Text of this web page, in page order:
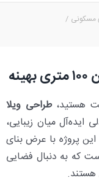
مسکونی
هستید،طراحی ویلا
تعادلی ایده‌آل میان زیبایی،
پروژه با عرض بنای
است که به دنبال فضایی
هستند.